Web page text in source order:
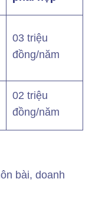
03 triệu
đồng/năm
02 triệu
đồng/năm
bài, doanh